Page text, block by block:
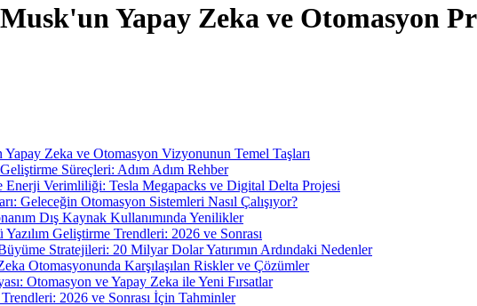
Yapay Zeka ve Otomasyon
Zeka ve Otomasyon Vizyonunun Temel Taşları
Süreçleri: Adım Adım Rehber
Verimliliği: Tesla Megapacks ve Digital Delta Projesi
Geleceğin Otomasyon Sistemleri Nasıl Çalışıyor?
Dış Kaynak Kullanımında Yenilikler
Geliştirme Trendleri: 2026 ve Sonrası
Stratejileri: 20 Milyar Dolar Yatırımın Ardındaki Nedenler
Otomasyonunda Karşılaşılan Riskler ve Çözümler
Otomasyon ve Yapay Zeka ile Yeni Fırsatlar
2026 ve Sonrası İçin Tahminler